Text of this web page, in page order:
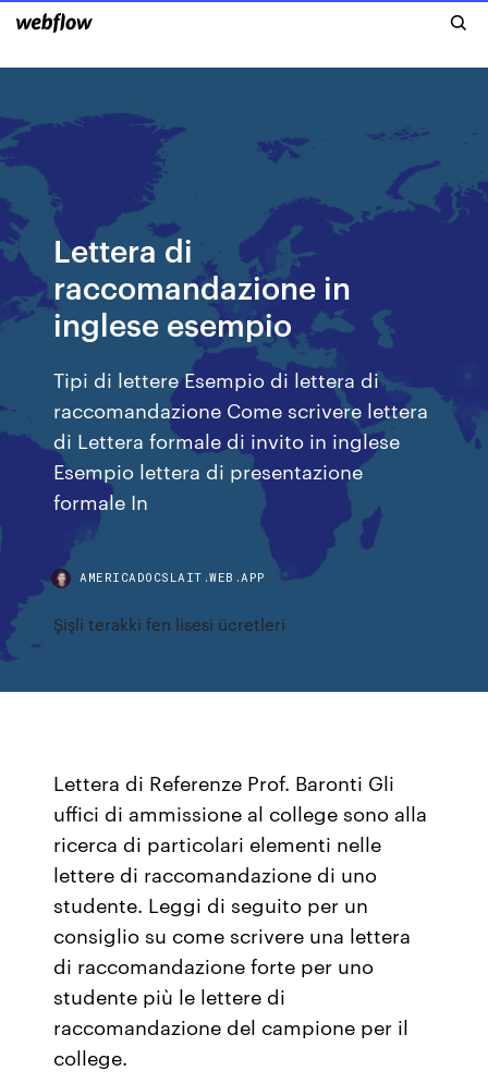
Lettera di
raccomandazione in
inglese esempio
Tipi di lettere Esempio di lettera di
raccomandazione Come scrivere lettera
di Lettera formale di invito in inglese
Esempio lettera di presentazione
formale In
AMERICADOCSLAIT.WEB.APP
Şişli terakki fen lisesi ücretleri
Lettera di Referenze Prof. Baronti Gli
uffici di ammissione al college sono alla
ricerca di particolari elementi nelle
lettere di raccomandazione di uno
studente. Leggi di seguito per un
consiglio su come scrivere una lettera
di raccomandazione forte per uno
studente più le lettere di
raccomandazione del campione per il
college.